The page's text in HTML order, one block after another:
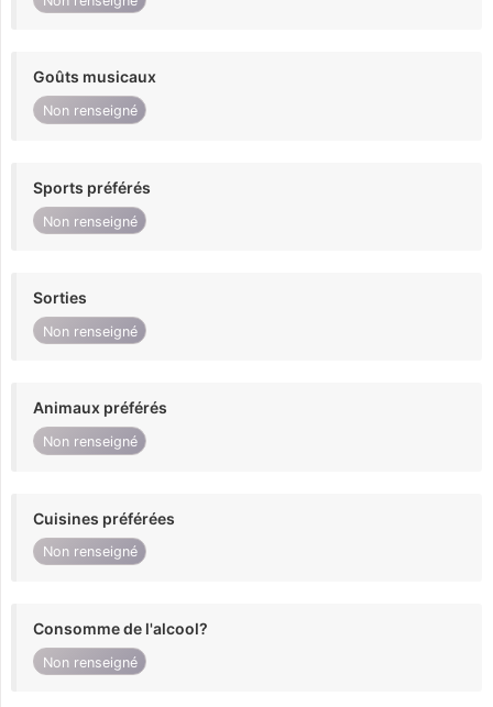
Goûts musicaux
Non renseigné
Sports préférés
Non renseigné
Sorties
Non renseigné
Animaux préférés
Non renseigné
Cuisines préférées
Non renseigné
Consomme de l'alcool?
Non renseigné